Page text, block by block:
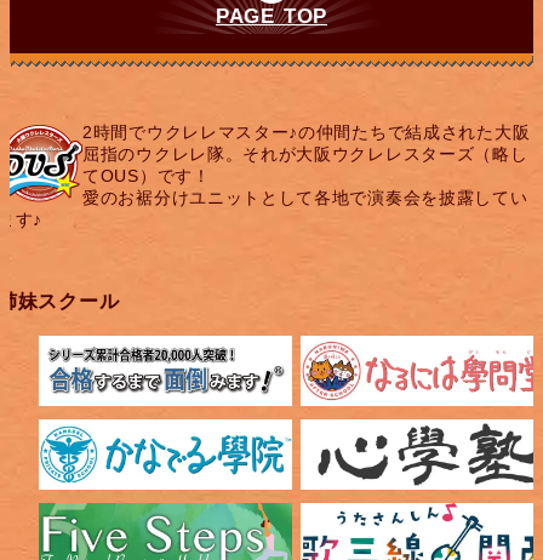
PAGE TOP
2時間でウクレレマスター♪の仲間たちで結成された大阪
屈指のウクレレ隊。それが大阪ウクレレスターズ（略し
てOUS）です！
愛のお裾分けユニットとして各地で演奏会を披露してい
す♪
妹スクール